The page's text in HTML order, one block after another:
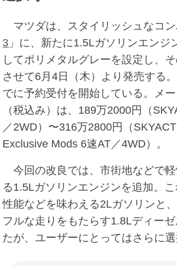
マツダは、スタイリッシュなコン
3 」に、新たに1.5Lガソリンエンジ
してポリメタルグレーを設定し、
させて6月4日（木）より発売する
でに予約受付を開始している。メ
（税込み）は、189万2000円（
／2WD）〜316万2800円（
Exclusive Mods 6速AT／4WD）。
今回の改良では、市街地などで
る1.5Lガソリンエンジンを追加。
性能などを味わえる2Lガソリンと
フルな走りをもたらす1.8Lディー
たが、ユーザーにとってはさらに選